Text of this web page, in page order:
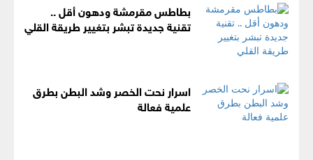
بطاطس مقرمشة ودهون أقل ..
تقنية جديدة تبشر بتغيير طريقة القلي
اسرار نحت الخصر وشد البطن بطرق
علمية فعالة